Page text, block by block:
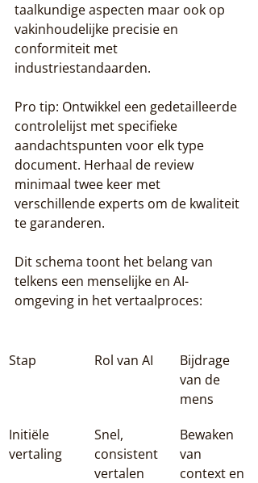
taalkundige aspecten maar ook op
vakinhoudelijke precisie en
conformiteit met
industriestandaarden.
Pro tip: Ontwikkel een gedetailleerde
controlelijst met specifieke
aandachtspunten voor elk type
document. Herhaal de review
minimaal twee keer met
verschillende experts om de kwaliteit
te garanderen.
Dit schema toont het belang van
telkens een menselijke en AI-
omgeving in het vertaalproces:
Stap Rol van AI
Bijdrage
van de
mens
Initiële
vertaling
Snel,
consistent
vertalen
Bewaken
van
context en